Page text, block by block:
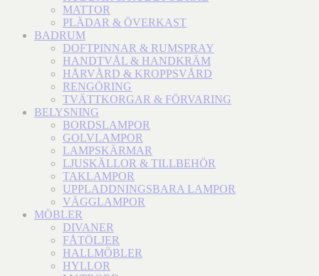
MATTOR
PLÄDAR & ÖVERKAST
BADRUM
DOFTPINNAR & RUMSPRAY
HANDTVÅL & HANDKRÄM
HÅRVÅRD & KROPPSVÅRD
RENGÖRING
TVÄTTKORGAR & FÖRVARING
BELYSNING
BORDSLAMPOR
GOLVLAMPOR
LAMPSKÄRMAR
LJUSKÄLLOR & TILLBEHÖR
TAKLAMPOR
UPPLADDNINGSBARA LAMPOR
VÄGGLAMPOR
MÖBLER
DIVANER
FÅTÖLJER
HALLMÖBLER
HYLLOR